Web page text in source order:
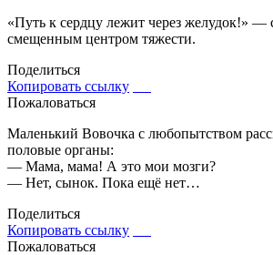
«Путь к сердцу лежит через желудок!» —
смещенным центром тяжести.
Поделиться
Копировать ссылку
Пожаловаться
Маленький Вовочка с любопытством
половые органы:
— Мама, мама! А это мои мозги?
— Нет, сынок. Пока ещё нет…
Поделиться
Копировать ссылку
Пожаловаться